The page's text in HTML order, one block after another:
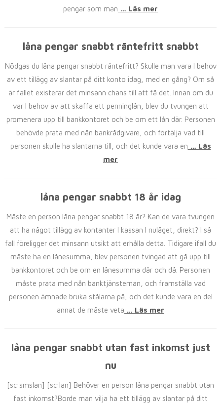
pengar som man … Läs mer
låna pengar snabbt räntefritt snabbt
Nödgas du låna pengar snabbt räntefritt? Skulle man vara I behov
av ett tillägg av slantar på ditt konto idag, med en gång? Om så
är fallet existerar det minsann chans till att få det. Innan om du
var I behov av att skaffa ett penninglån, blev du tvungen att
promenera upp till bankkontoret och be om ett lån där. Personen
behövde prata med nån bankrådgivare, och förtälja vad till
personen skulle ha slantarna till, och det kunde vara en … Läs
mer
låna pengar snabbt 18 år idag
Måste en person låna pengar snabbt 18 år? Kan de vara tvungen
att ha något tillägg av kontanter I kassan I nuläget, direkt? I så
fall föreligger det minsann utsikt att erhålla detta. Tidigare ifall du
måste ha en lånesumma, blev personen tvingad att gå upp till
bankkontoret och be om en lånesumma där och då. Personen
måste prata med nån banktjänsteman, och framställa vad
personen ämnade bruka stålarna på, och det kunde vara en del
annat de måste veta … Läs mer
låna pengar snabbt utan fast inkomst just
nu
[sc:smslan] [sc:lan] Behöver en person låna pengar snabbt utan
fast inkomst?Borde man vilja ha ett tillägg av slantar på ditt